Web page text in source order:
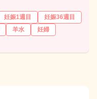
妊娠1週目
妊娠36週目
羊水
妊婦